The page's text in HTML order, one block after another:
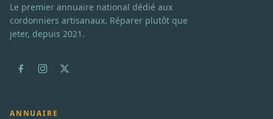
Le premier annuaire national dédié aux
cordonniers artisanaux. Réparer plutôt que
jeter, depuis 2021.
ANNUAIRE